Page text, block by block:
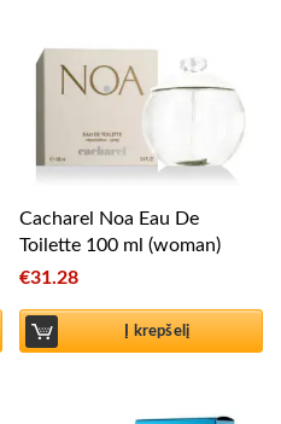
Cacharel Noa Eau De
Toilette 100 ml (woman)
€31.28
Į krepšelį